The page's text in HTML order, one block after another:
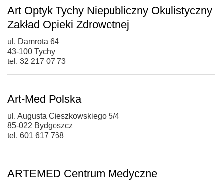
Art Optyk Tychy Niepubliczny Okulistyczny
Zakład Opieki Zdrowotnej
ul. Damrota 64
43-100 Tychy
tel. 32 217 07 73
Art-Med Polska
ul. Augusta Cieszkowskiego 5/4
85-022 Bydgoszcz
tel. 601 617 768
ARTEMED Centrum Medyczne